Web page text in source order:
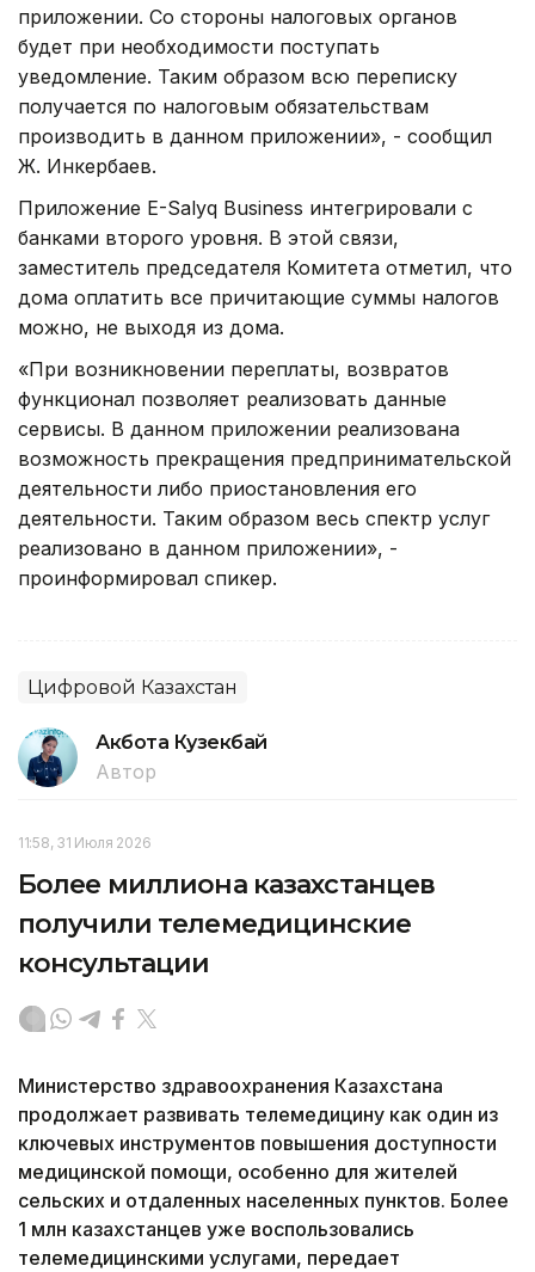
приложении. Со стороны налоговых органов
будет при необходимости поступать
уведомление. Таким образом всю переписку
получается по налоговым обязательствам
производить в данном приложении», - сообщил
Ж. Инкербаев.
Приложение E-Salyq Business интегрировали с
банками второго уровня. В этой связи,
заместитель председателя Комитета отметил, что
дома оплатить все причитающие суммы налогов
можно, не выходя из дома.
«При возникновении переплаты, возвратов
функционал позволяет реализовать данные
сервисы. В данном приложении реализована
возможность прекращения предпринимательской
деятельности либо приостановления его
деятельности. Таким образом весь спектр услуг
реализовано в данном приложении», -
проинформировал спикер.
Цифровой Казахстан
Акбота Кузекбай
Автор
11:58, 31 Июля 2026
Более миллиона казахстанцев
получили телемедицинские
консультации
Министерство здравоохранения Казахстана
продолжает развивать телемедицину как один из
ключевых инструментов повышения доступности
медицинской помощи, особенно для жителей
сельских и отдаленных населенных пунктов. Более
1 млн казахстанцев уже воспользовались
телемедицинскими услугами, передает